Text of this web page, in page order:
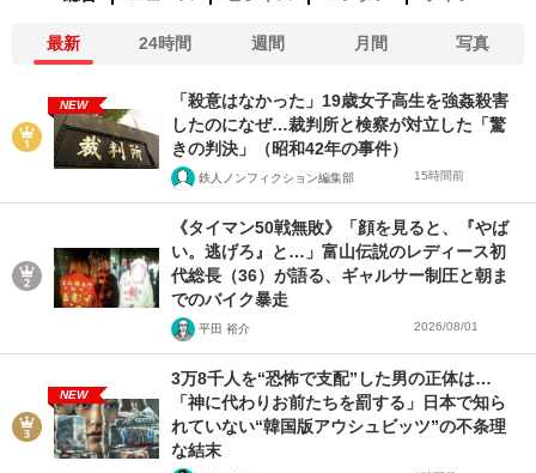
最新 24時間 週間 月間 写真
NEW
「殺意はなかった」19歳女子高生を強姦殺害
したのになぜ…裁判所と検察が対立した「驚
きの判決」（昭和42年の事件）
鉄人ノンフィクション編集部 15時間前
《タイマン50戦無敗》「顔を見ると、『やば
い。逃げろ』と…」富山伝説のレディース初
代総長（36）が語る、ギャルサー制圧と朝ま
でのバイク暴走
平田 裕介 2026/08/01
NEW
3万8千人を“恐怖で支配”した男の正体は…
「神に代わりお前たちを罰する」日本で知ら
れていない“韓国版アウシュビッツ”の不条理
な結末